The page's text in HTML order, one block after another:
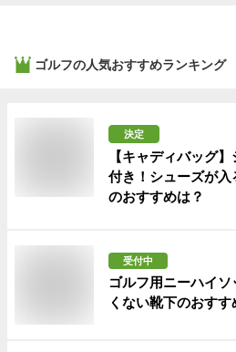
ゴルフの人気おすすめランキング
決定
【キャディバッグ
付き！シューズが
のおすすめは？
受付中
ゴルフ用ニーハイ
くない靴下のおすす